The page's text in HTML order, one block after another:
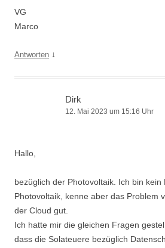
VG
Marco
Antworten ↓
Dirk
12. Mai 2023 um 15:16 Uhr
Hallo,
bezüglich der Photovoltaik. Ich bin kein
Photovoltaik, kenne aber das Problem
der Cloud gut.
Ich hatte mir die gleichen Fragen
dass die Solateuere bezüglich